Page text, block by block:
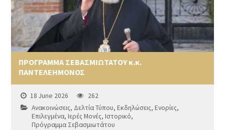
ΠΡΟΓΡΑΜΜΑ ΣΕΒΑΣΜΙΩΤΑΤΟΥ κ.κ.
ΠΑΝΤΕΛΕΗΜΟΝΟΣ
18 June 2026
262
Ανακοινώσεις, Δελτία Τύπου,Εκδηλώσεις,Ενορίες,
Επιλεγμένα,Ιερές Μονές,Ιστορικό,
Πρόγραμμα Σεβασμιωτάτου